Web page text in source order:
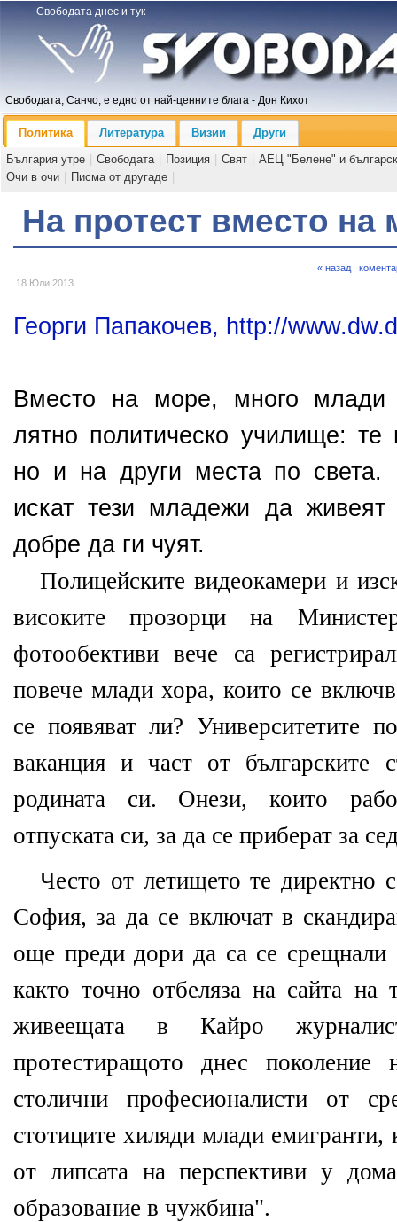
Свободата днес и тук
Свободата, Санчо, е едно от най-ценните блага - Дон Кихот
Политика Литература Визии
Други
България утре
Свободата Позиция Свят
АЕЦ "Белене" и
Очи в очи
Писма от другаде
На протест вместо на
18 Юли 2013
« назад
Георги Папакочев, http://
Вместо на море, много млади
лятно политическо училище:
но и на други места по света.
искат тези младежи да
добре да ги чуят.
Полицейските видеокамери и
високите прозорци на
фотообективи вече са
повече млади хора, които се
се появяват ли? Университетите
ваканция и част от българските
родината си. Онези, които
отпуската си, за да се приберат за
Често от летището те директно
София, за да се включат в
още преди дори да са се срещнали
както точно отбеляза на сайта
живеещата в Кайро
протестиращото днес
столични професионалисти от
стотиците хиляди млади емигранти,
от липсата на перспективи у
образование в чужбина".